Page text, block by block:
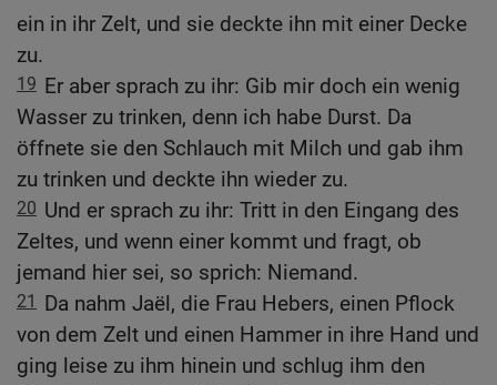
ein in ihr Zelt, und sie deckte ihn mit einer Decke
zu.
19 Er aber sprach zu ihr: Gib mir doch ein wenig
Wasser zu trinken, denn ich habe Durst. Da
öffnete sie den Schlauch mit Milch und gab ihm
zu trinken und deckte ihn wieder zu.
20 Und er sprach zu ihr: Tritt in den Eingang des
Zeltes, und wenn einer kommt und fragt, ob
jemand hier sei, so sprich: Niemand.
21
Da nahm Jaël, die Frau Hebers, einen Pflock
von dem Zelt und einen Hammer in ihre Hand und
ging leise zu ihm hinein und schlug ihm den